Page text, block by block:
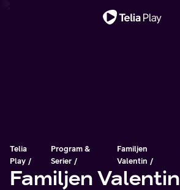
Telia
Play
Program &
Serier
Familjen
Valentin
Familjen Valentin